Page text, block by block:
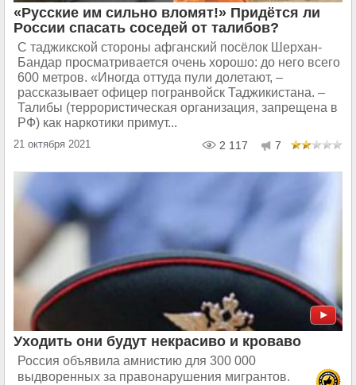
«Русские им сильно вломят!» Придётся ли
России спасать соседей от талибов?
С таджикской стороны афганский посёлок Шерхан-
Бандар просматривается очень хорошо: до него всего
600 метров. «Иногда оттуда пули долетают, –
рассказывает офицер погранвойск Таджикистана. –
Талибы (террористическая организация, запрещена в
РФ) как наркотики примут...
21 октября 2021 2 117 7
Уходить они будут некрасиво и кроваво
Россия объявила амнистию для 300 000
выдворенных за правонарушения мигрантов.